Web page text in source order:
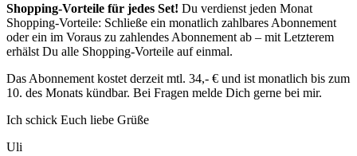
Shopping-Vorteile für jedes Set! Du verdienst jeden Monat
Shopping-Vorteile: Schließe ein monatlich zahlbares Abonnement
oder ein im Voraus zu zahlendes Abonnement ab – mit Letzterem
erhälst Du alle Shopping-Vorteile auf einmal.
Das Abonnement kostet derzeit mtl. 34,- € und ist monatlich bis zum
10. des Monats kündbar. Bei Fragen melde Dich gerne bei mir.
Ich schick Euch liebe Grüße
Uli